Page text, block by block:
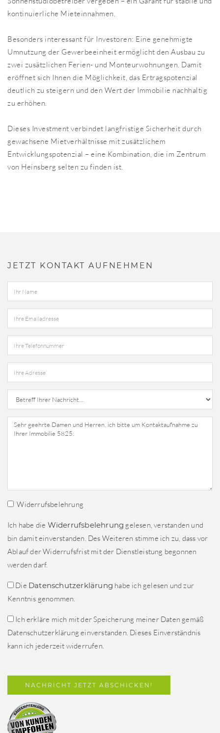
kontinuierliche Mieteinnahmen.
Besonders interessant für Investoren: Eine genehmigte
Umnutzung der Gewerbeeinheit ermöglicht den Ausbau zu
zwei zusätzlichen Ferien- und Monteurwohnungen. Damit
eröffnet sich Ihnen die Möglichkeit, das Ertragspotenzial
deutlich zu steigern und den Wert der Immobilie nachhaltig
zu erhöhen.
Dieses Investment verbindet langfristige Sicherheit durch
gewachsene Mietverhältnisse mit zusätzlichem
Entwicklungspotenzial – eine Kombination, die im Zentrum
von Heinsberg selten zu finden ist.
JETZT KONTAKT AUFNEHMEN
Widerrufsbelehrung
Ich habe die Widerrufsbelehrung gelesen, verstanden und
bin damit einverstanden. Des Weiteren stimme ich zu, dass vor
Ablauf der Widerrufsfrist mit der Dienstleistung begonnen
werden darf.
Die Datenschutzerklärung habe ich gelesen und zur
Kenntnis genommen.
Ich erkläre mich mit der Speicherung meiner Daten gemäß
Datenschutzerklärung einverstanden. Dieses Einverständnis
kann ich jederzeit widerrufen.